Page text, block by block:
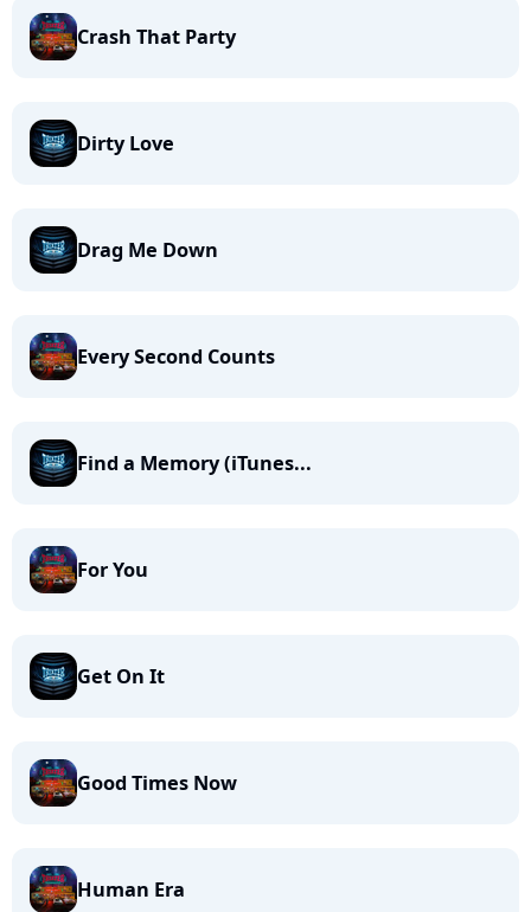
Crash That Party
Dirty Love
Drag Me Down
Every Second Counts
Find a Memory (iTunes...
For You
Get On It
Good Times Now
Human Era